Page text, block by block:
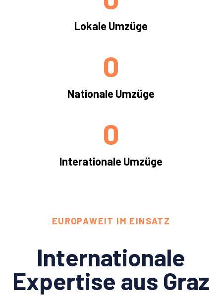
Lokale Umzüge
Nationale Umzüge
0
Interationale Umzüge
0
EUROPAWEIT IM EINSATZ
Internationale
Expertise aus Graz